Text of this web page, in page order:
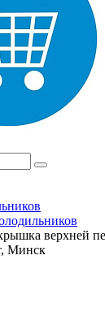
верхней
Минск